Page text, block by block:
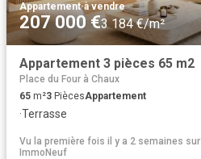
Appartement·à vendre
207 000 €3 184 €/m²
Appartement 3 pièces 65 m2
Place du Four à Chaux
65 m²3 PiècesAppartement
·Terrasse
Vu la première fois il y a 2 semaines sur
ImmoNeuf